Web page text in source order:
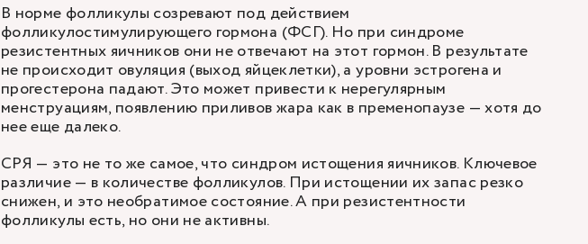
В норме фолликулы созревают под действием
фолликулостимулирующего гормона (ФСГ). Но при синдроме
резистентных яичников они не отвечают на этот гормон. В результате
не происходит овуляция (выход яйцеклетки), а уровни эстрогена и
прогестерона падают. Это может привести к нерегулярным
менструациям, появлению приливов жара как в пременопаузе — хотя до
нее еще далеко.
СРЯ — это не то же самое, что синдром истощения яичников. Ключевое
различие — в количестве фолликулов. При истощении их запас резко
снижен, и это необратимое состояние. А при резистентности
фолликулы есть, но они не активны.